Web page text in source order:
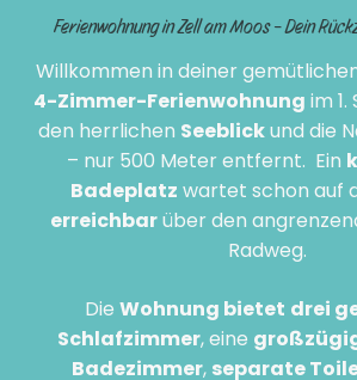
Ferienwohnung in Zell am Moos – Dein
Willkommen in deiner
4-Zimmer-Ferienwohnung im
den herrlichen Seeblickund die
– nur 500 Meter entfernt. Ein
Badeplatz wartet schon auf
erreichbarüber den
Radweg.
DieWohnung bietet drei
Schlafzimmer, eine
Badezimmer, separate